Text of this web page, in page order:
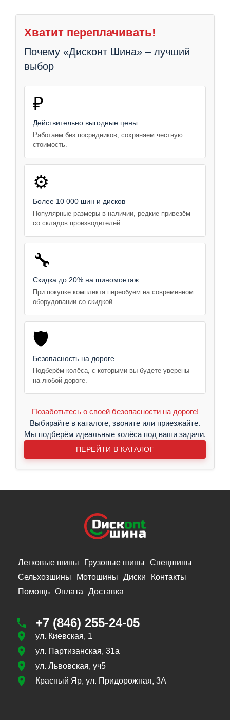
Хватит переплачивать!
Почему «Дисконт Шина» – лучший
выбор
₽
Действительно выгодные цены
Работаем без посредников, сохраняем честную
стоимость.
⚙️
Более 10 000 шин и дисков
Популярные размеры в наличии, редкие привезём
со складов производителей.
🔧
Скидка до 20% на шиномонтаж
При покупке комплекта переобуем на современном
оборудовании со скидкой.
🛡️
Безопасность на дороге
Подберём колёса, с которыми вы будете уверены
на любой дороге.
Позаботьтесь о своей безопасности на дороге!
Выбирайте в каталоге, звоните или приезжайте.
Мы подберём идеальные колёса под ваши задачи.
ПЕРЕЙТИ В КАТАЛОГ
Легковые шины Грузовые шины
Спецшины
Сельхозшины
Мотошины Диски
Контакты
Помощь Оплата Доставка
+7 (846) 255-24-05
ул. Киевская, 1
ул. Партизанская, 31а
ул. Львовская, уч5
Красный Яр, ул. Придорожная, 3А